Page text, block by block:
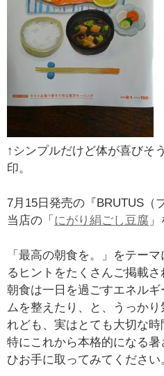
↑シンプルだけど体が喜びそ
印。
7月15日発売の『BRUTUS（
当店の「 にがり絹ごし豆腐
「最高の朝食を。」をテー
るヒントをたくさんご掲載さ
朝食は一日を過ごすエネル
ムを整えたり、と、うっか
れども、実はとても大切な時
特にこれから本格的になる
ひお手に取ってみてください